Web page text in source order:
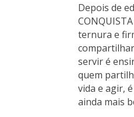
Depois de
ternura e
servir é
quem
vida e agir,
ainda mais